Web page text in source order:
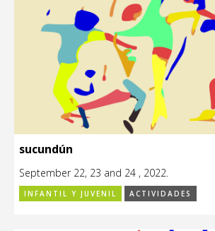
sucundún
September 22, 23 and 24 , 2022.
INFANTIL Y JUVENIL ACTIVIDADES